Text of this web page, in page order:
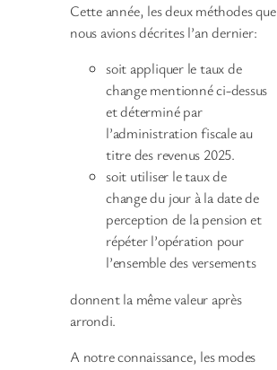
Cette année, les deux méthodes que
nous avions décrites l’an dernier:
soit appliquer le taux de
change mentionné ci-dessus
et déterminé par
l’administration fiscale au
titre des revenus 2025.
soit utiliser le taux de
change du jour à la date de
perception de la pension et
répéter l’opération pour
l’ensemble des versements
donnent la même valeur après
arrondi.
A notre connaissance, les modes